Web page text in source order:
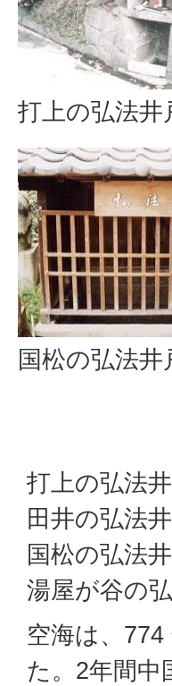
打上の弘法井
国松の弘法井
打上の弘法
田井の弘法
国松の弘法
湯屋が谷の
空海は、
た。2年間中